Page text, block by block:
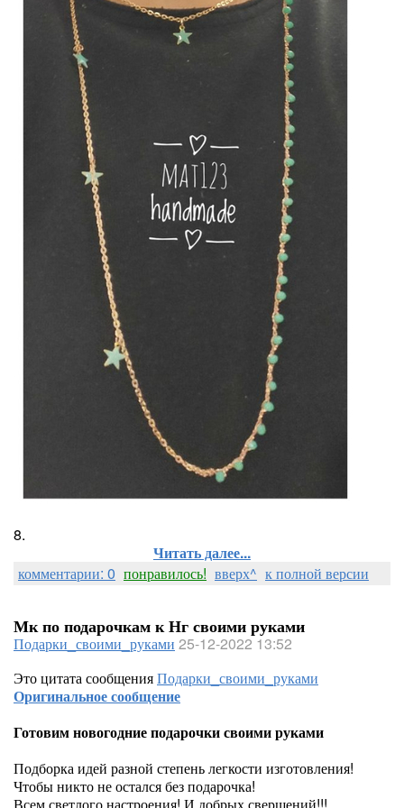
8.
Читать далее...
комментарии: 0 понравилось! вверх^ к полной версии
Мк по подарочкам к Нг своими руками
Подарки_своими_руками 25-12-2022 13:52
Это цитата сообщенияПодарки_своими_руками
Оригинальное сообщение
Готовим новогодние подарочки своими руками
Подборка идей разной степень легкости изготовления!
Чтобы никто не остался без подарочка!